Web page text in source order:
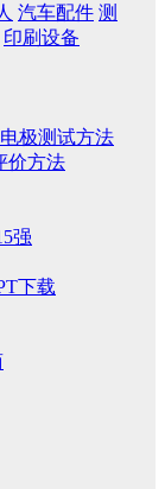
汽车配件 测
印刷设备
极测试方法
价方法
强
下载